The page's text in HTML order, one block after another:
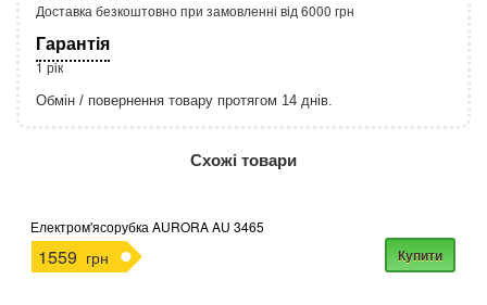
Доставка безкоштовно при замовленні від 6000 грн
Гарантія
1 рік
Обмін / повернення товару протягом 14 днів.
Схожі товари
Електром'ясорубка AURORA AU 3465
1559 грн Купити